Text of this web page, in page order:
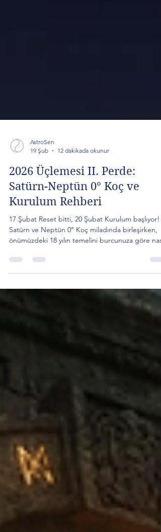
19 Şub
12 dakikada okunur
2026 Üçlemesi II. Perde:
Satürn-Neptün 0° Koç ve
Kurulum Rehberi
17 Şubat Reset bitti, 20 Şubat Kurulum başlıyor!
önümüzdeki 18 yılın temelini burcunuza göre nasıl
atacaksınız?